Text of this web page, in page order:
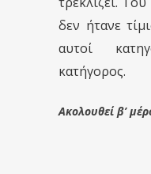
δεν ήτανε
αυτοί
κατήγορος.
Ακολουθεί β’